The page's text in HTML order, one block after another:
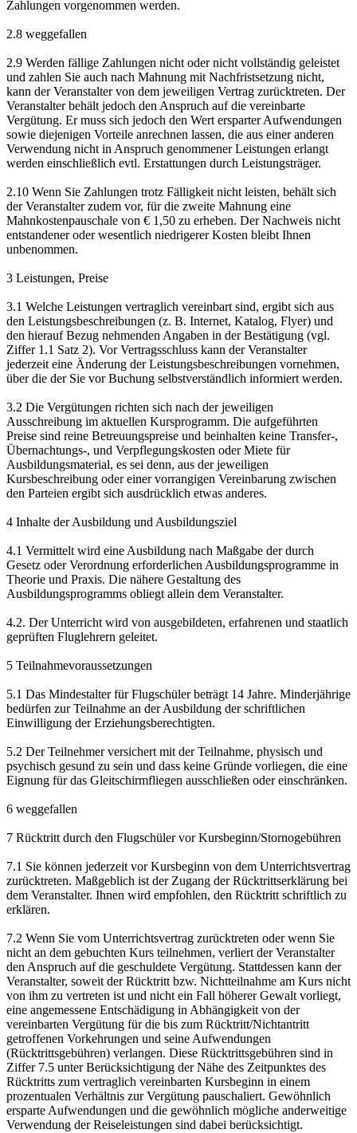
Zahlungen vorgenommen werden.
2.8 weggefallen
2.9 Werden fällige Zahlungen nicht oder nicht vollständig geleistet
und zahlen Sie auch nach Mahnung mit Nachfristsetzung nicht,
kann der Veranstalter von dem jeweiligen Vertrag zurücktreten. Der
Veranstalter behält jedoch den Anspruch auf die vereinbarte
Vergütung. Er muss sich jedoch den Wert ersparter Aufwendungen
sowie diejenigen Vorteile anrechnen lassen, die aus einer anderen
Verwendung nicht in Anspruch genommener Leistungen erlangt
werden einschließlich evtl. Erstattungen durch Leistungsträger.
2.10 Wenn Sie Zahlungen trotz Fälligkeit nicht leisten, behält sich
der Veranstalter zudem vor, für die zweite Mahnung eine
Mahnkostenpauschale von € 1,50 zu erheben. Der Nachweis nicht
entstandener oder wesentlich niedrigerer Kosten bleibt Ihnen
unbenommen.
3 Leistungen, Preise
3.1 Welche Leistungen vertraglich vereinbart sind, ergibt sich aus
den Leistungsbeschreibungen (z. B. Internet, Katalog, Flyer) und
den hierauf Bezug nehmenden Angaben in der Bestätigung (vgl.
Ziffer 1.1 Satz 2). Vor Vertragsschluss kann der Veranstalter
jederzeit eine Änderung der Leistungsbeschreibungen vornehmen,
über die der Sie vor Buchung selbstverständlich informiert werden.
3.2 Die Vergütungen richten sich nach der jeweiligen
Ausschreibung im aktuellen Kursprogramm. Die aufgeführten
Preise sind reine Betreuungspreise und beinhalten keine Transfer-,
Übernachtungs-, und Verpflegungskosten oder Miete für
Ausbildungsmaterial, es sei denn, aus der jeweiligen
Kursbeschreibung oder einer vorrangigen Vereinbarung zwischen
den Parteien ergibt sich ausdrücklich etwas anderes.
4 Inhalte der Ausbildung und Ausbildungsziel
4.1 Vermittelt wird eine Ausbildung nach Maßgabe der durch
Gesetz oder Verordnung erforderlichen Ausbildungsprogramme in
Theorie und Praxis. Die nähere Gestaltung des
Ausbildungsprogramms obliegt allein dem Veranstalter.
4.2. Der Unterricht wird von ausgebildeten, erfahrenen und staatlich
geprüften Fluglehrern geleitet.
5 Teilnahmevoraussetzungen
5.1 Das Mindestalter für Flugschüler beträgt 14 Jahre. Minderjährige
bedürfen zur Teilnahme an der Ausbildung der schriftlichen
Einwilligung der Erziehungsberechtigten.
5.2 Der Teilnehmer versichert mit der Teilnahme, physisch und
psychisch gesund zu sein und dass keine Gründe vorliegen, die eine
Eignung für das Gleitschirmfliegen ausschließen oder einschränken.
6 weggefallen
7 Rücktritt durch den Flugschüler vor Kursbeginn/Stornogebühren
7.1 Sie können jederzeit vor Kursbeginn von dem Unterrichtsvertrag
zurücktreten. Maßgeblich ist der Zugang der Rücktrittserklärung bei
dem Veranstalter. Ihnen wird empfohlen, den Rücktritt schriftlich zu
erklären.
7.2 Wenn Sie vom Unterrichtsvertrag zurücktreten oder wenn Sie
nicht an dem gebuchten Kurs teilnehmen, verliert der Veranstalter
den Anspruch auf die geschuldete Vergütung. Stattdessen kann der
Veranstalter, soweit der Rücktritt bzw. Nichtteilnahme am Kurs nicht
von ihm zu vertreten ist und nicht ein Fall höherer Gewalt vorliegt,
eine angemessene Entschädigung in Abhängigkeit von der
vereinbarten Vergütung für die bis zum Rücktritt/Nichtantritt
getroffenen Vorkehrungen und seine Aufwendungen
(Rücktrittsgebühren) verlangen. Diese Rücktrittsgebühren sind in
Ziffer 7.5 unter Berücksichtigung der Nähe des Zeitpunktes des
Rücktritts zum vertraglich vereinbarten Kursbeginn in einem
prozentualen Verhältnis zur Vergütung pauschaliert. Gewöhnlich
ersparte Aufwendungen und die gewöhnlich mögliche anderweitige
Verwendung der Reiseleistungen sind dabei berücksichtigt.